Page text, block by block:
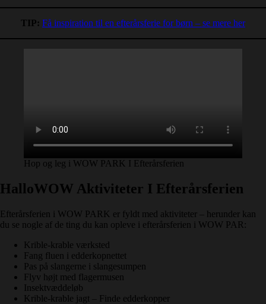
TIP: Få inspiration til en efterårsferie for børn – se mere her
Hop og leg i WOW PARK I Efterårsferien
HalloWOW Aktiviteter I Efterårsferien
Efterårsferien i WOW PARK er fyldt med aktiviteter – herunder kan
du se nogle af de ting du kan opleve i efterårsferien i WOW PAR:
Krible-krable værksted
Fang fluen i edderkopnettet
Pas på slangerne i slangesumpen
Flyv højt med flagermusen
Insektvæddeløb
Krible-krable jagt – Finde edderkopper